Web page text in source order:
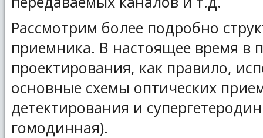
Рассмотрим более подробно
приемника. В настоящее время в
проектирования, как правило,
основные схемы оптических
детектирования и
гомодинная).